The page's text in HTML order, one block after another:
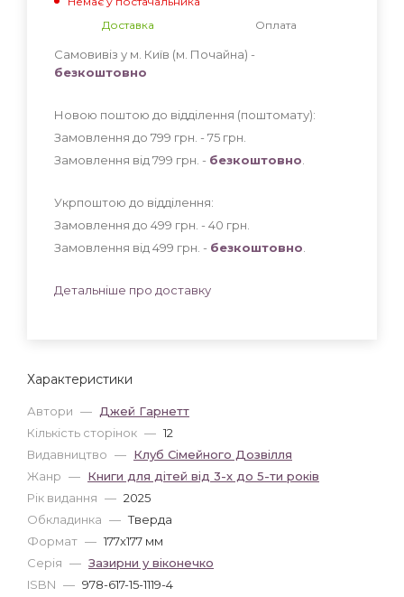
Характеристики
Автори — Джей Гарнетт
Кількість сторінок — 12
Видавництво — Клуб Сімейного Дозвілля
Жанр — Книги для дітей від 3-х до 5-ти років
Рік видання — 2025
Обкладинка — Тверда
Формат — 177x177 мм
Серія — Зазирни у віконечко
ISBN — 978-617-15-1119-4
Доставка
Оплата
Самовивіз у м. Київ (м. Почайна) -
безкоштовно
Новою поштою до відділення (поштомату):
Замовлення до 799 грн. - 75 грн
Замовлення від 799 грн. - безкоштовно
Укрпоштою до відділення:
Замовлення до 499 грн. - 40 грн
Замовлення від 499 грн. - безкоштовно
Детальніше про доставку